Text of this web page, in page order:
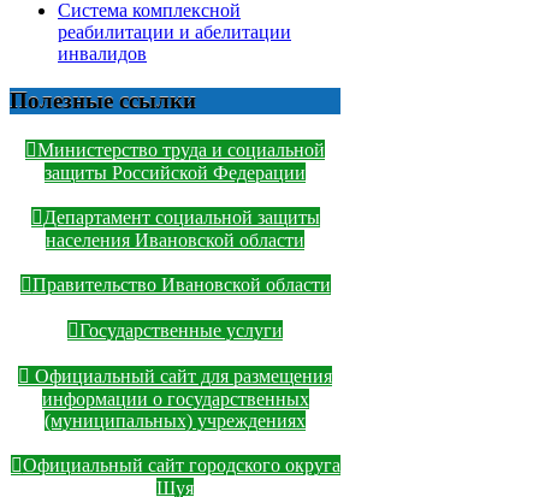
Система комплексной
реабилитации и абелитации
инвалидов
Полезные ссылки
Министерство труда и социальной
защиты Российской Федерации
Департамент социальной защиты
населения Ивановской области
Правительство Ивановской области
Государственные услуги
Официальный сайт для размещения
информации о государственных
(муниципальных) учреждениях
Официальный сайт городского округа
Шуя